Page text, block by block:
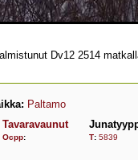
Dv12 2514
Paltamo
Tavaravaunut
Ocpp: T: 5839